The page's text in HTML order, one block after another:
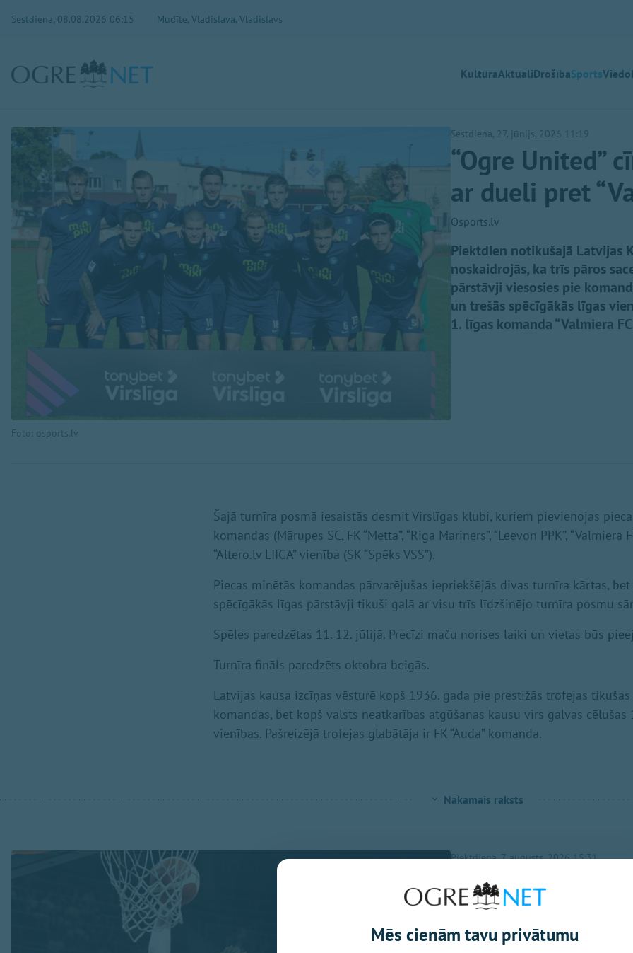
Sestdiena, 08.08.2026 06:15 Mudīte, Vladislava, Vladislavs
KultūraAktuāliDrošībaSports
Foto: osports.lv
Sestdiena, 27. jūnijs, 2026 11:19
“Ogre United”
ar dueli pret
Osports.lv
Piektdien notikušajā Latvijas
noskaidrojās, ka trīs pāros
pārstāvji viesosies pie
un trešās spēcīgākās līgas
1. līgas komanda “Valmiera
Šajā turnīra posmā iesaistās desmit Virslīgas klubi, kuriem pievienojas piecas
komandas (Mārupes SC, FK “Metta”, “Riga Mariners”, “Leevon PPK”, “Valmiera
“Altero.lv LIIGA” vienība (SK “Spēks VSS”).
Piecas minētās komandas pārvarējušas iepriekšējās divas turnīra kārtas,
spēcīgākās līgas pārstāvji tikuši galā ar visu trīs līdzšinējo turnīra posmu
Spēles paredzētas 11.-12. jūlijā. Precīzi maču norises laiki un vietas būs
Turnīra fināls paredzēts oktobra beigās.
Latvijas kausa izcīņas vēsturē kopš 1936. gada pie prestižās trofejas
komandas, bet kopš valsts neatkarības atgūšanas kausu virs galvas cēlušas
vienības. Pašreizējā trofejas glabātāja ir FK “Auda” komanda.
Nākamais raksts
Piektdiena, 7. augusts, 2026 15:31
Ikšķilietis
Latvijas
Osports.lv
Mēs cienām tavu privātumu